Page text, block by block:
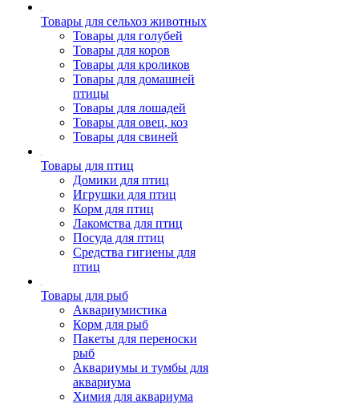
Товары для сельхоз животных
Товары для голубей
Товары для коров
Товары для кроликов
Товары для домашней
птицы
Товары для лошадей
Товары для овец, коз
Товары для свиней
Товары для птиц
Домики для птиц
Игрушки для птиц
Корм для птиц
Лакомства для птиц
Посуда для птиц
Средства гигиены для
птиц
Товары для рыб
Аквариумистика
Корм для рыб
Пакеты для переноски
рыб
Аквариумы и тумбы для
аквариума
Химия для аквариума